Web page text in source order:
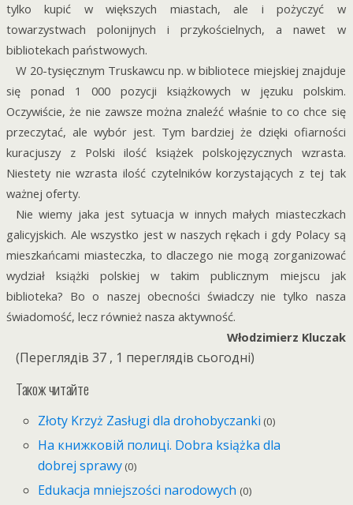
tylko kupić w większych miastach, ale i pożyczyć w
towarzystwach polonijnych i przykościelnych, a nawet w
bibliotekach państwowych.
W 20-tysięcznym Truskawcu np. w bibliotece miejskiej znajduje
się ponad 1 000 pozycji książkowych w jęzuku polskim.
Oczywiście, że nie zawsze można znaleźć właśnie to co chce się
przeczytać, ale wybór jest. Tym bardziej że dzięki ofiarności
kuracjuszy z Polski ilość książek polskojęzycznych wzrasta.
Niestety nie wzrasta ilość czytelników korzystających z tej tak
ważnej oferty.
Nie wiemy jaka jest sytuacja w innych małych miasteczkach
galicyjskich. Ale wszystko jest w naszych rękach i gdy Polacy są
mieszkańcami miasteczka, to dlaczego nie mogą zorganizować
wydział książki polskiej w takim publicznym miejscu jak
biblioteka? Bo o naszej obecności świadczy nie tylko nasza
świadomość, lecz również nasza aktywność.
Włodzimierz Kluczak
(Переглядів 37 , 1 переглядів сьогодні)
Також читайте
Złoty Krzyż Zasługi dla drohobyczanki (0)
На книжковій полиці. Dobra książka dla
dobrej sprawy (0)
Edukacja mniejszości narodowych (0)